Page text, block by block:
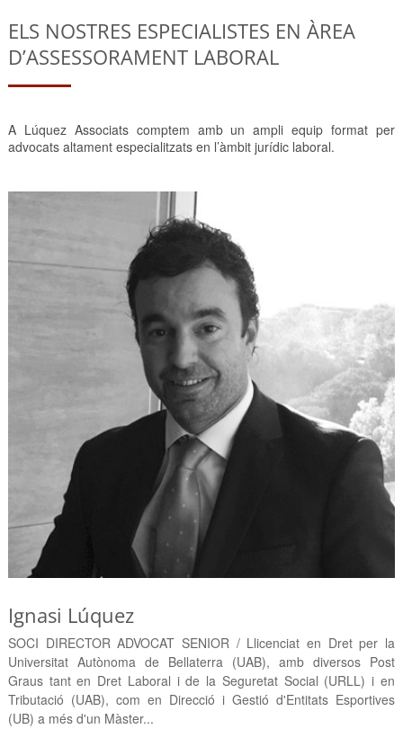
ELS NOSTRES ESPECIALISTES EN ÀREA
D’ASSESSORAMENT LABORAL
A Lúquez Associats comptem amb un ampli equip format per
advocats altament especialitzats en l’àmbit jurídic laboral.
Ignasi Lúquez
SOCI DIRECTOR ADVOCAT SENIOR / Llicenciat en Dret per la
Universitat Autònoma de Bellaterra (UAB), amb diversos Post
Graus tant en Dret Laboral i de la Seguretat Social (URLL) i en
Tributació (UAB), com en Direcció i Gestió d'Entitats Esportives
(UB) a més d'un Màster...